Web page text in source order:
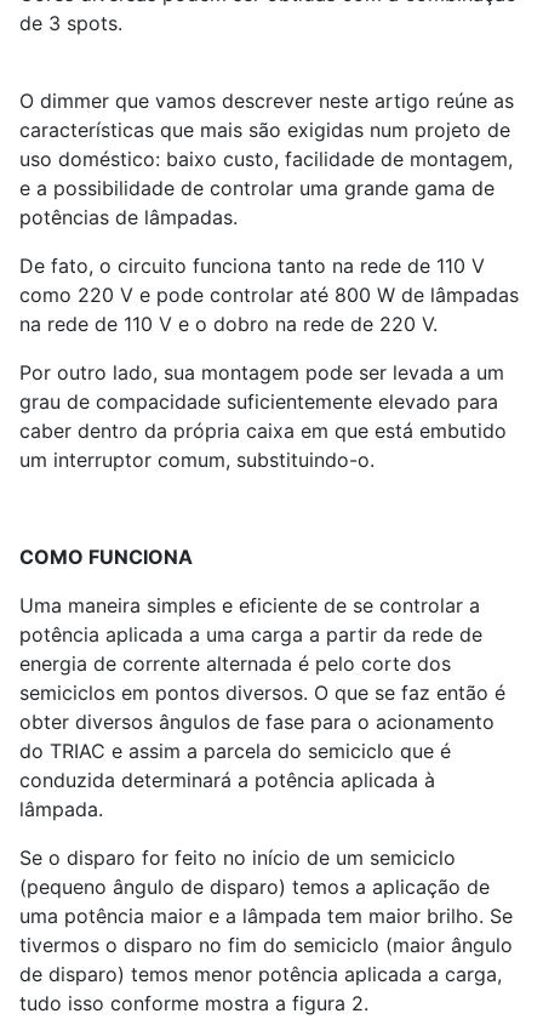
de 3 spots.
O dimmer que vamos descrever neste artigo reúne as
características que mais são exigidas num projeto de
uso doméstico: baixo custo, facilidade de montagem,
e a possibilidade de controlar uma grande gama de
potências de lâmpadas.
De fato, o circuito funciona tanto na rede de 110 V
como 220 V e pode controlar até 800 W de lâmpadas
na rede de 110 V e o dobro na rede de 220 V.
Por outro lado, sua montagem pode ser levada a um
grau de compacidade suficientemente elevado para
caber dentro da própria caixa em que está embutido
um interruptor comum, substituindo-o.
COMO FUNCIONA
Uma maneira simples e eficiente de se controlar a
potência aplicada a uma carga a partir da rede de
energia de corrente alternada é pelo corte dos
semiciclos em pontos diversos. O que se faz então é
obter diversos ângulos de fase para o acionamento
do TRIAC e assim a parcela do semiciclo que é
conduzida determinará a potência aplicada à
lâmpada.
Se o disparo for feito no início de um semiciclo
(pequeno ângulo de disparo) temos a aplicação de
uma potência maior e a lâmpada tem maior brilho. Se
tivermos o disparo no fim do semiciclo (maior ângulo
de disparo) temos menor potência aplicada a carga,
tudo isso conforme mostra a figura 2.